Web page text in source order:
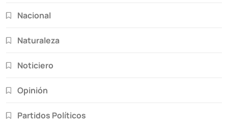
Nacional
Naturaleza
Noticiero
Opinión
Partidos Políticos